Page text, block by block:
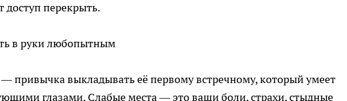
доступ перекрыть.
в руки любопытным
привычка выкладывать её первому встречному, который умеет
глазами. Слабые места — это ваши боли, страхи, стыдные